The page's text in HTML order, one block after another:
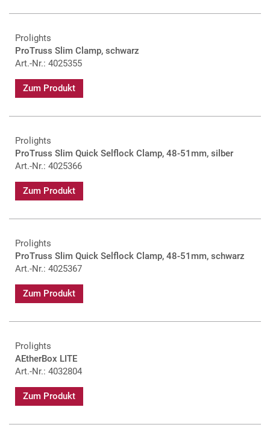
Prolights
ProTruss Slim Clamp, schwarz
Art.-Nr.: 4025355
Zum Produkt
Prolights
ProTruss Slim Quick Selflock Clamp, 48-51mm, silber
Art.-Nr.: 4025366
Zum Produkt
Prolights
ProTruss Slim Quick Selflock Clamp, 48-51mm, schwarz
Art.-Nr.: 4025367
Zum Produkt
Prolights
AEtherBox LITE
Art.-Nr.: 4032804
Zum Produkt